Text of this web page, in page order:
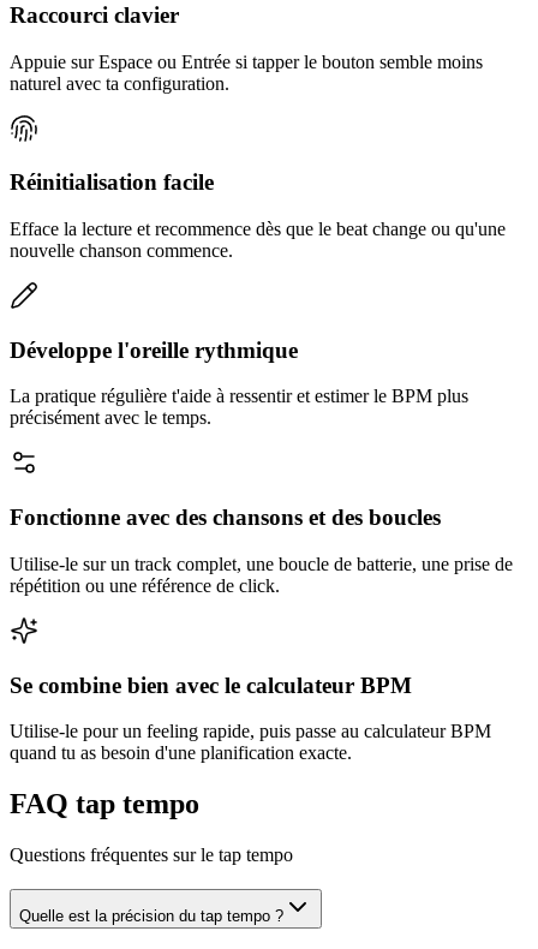
Raccourci clavier
Appuie sur Espace ou Entrée si tapper le bouton semble moins
naturel avec ta configuration.
Réinitialisation facile
Efface la lecture et recommence dès que le beat change ou qu'une
nouvelle chanson commence.
Développe l'oreille rythmique
La pratique régulière t'aide à ressentir et estimer le BPM plus
précisément avec le temps.
Fonctionne avec des chansons et des boucles
Utilise-le sur un track complet, une boucle de batterie, une prise de
répétition ou une référence de click.
Se combine bien avec le calculateur BPM
Utilise-le pour un feeling rapide, puis passe au calculateur BPM
quand tu as besoin d'une planification exacte.
FAQ tap tempo
Questions fréquentes sur le tap tempo
Quelle est la précision du tap tempo ?